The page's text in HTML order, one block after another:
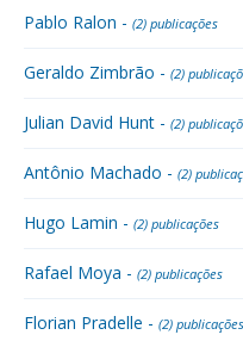
Pablo Ralon - (2) publicações
Geraldo Zimbrão - (2)
Julian David Hunt - (2)
Antônio Machado - (2)
Hugo Lamin - (2) publicações
Rafael Moya - (2) publicações
Florian Pradelle - (2) publicações